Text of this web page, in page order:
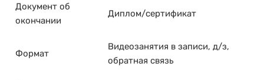
Документ об
окончании
Диплом/сертификат
Формат
Видеозанятия в записи, д/з,
обратная связь